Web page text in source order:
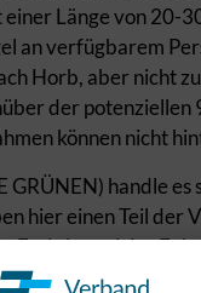
Länge von 20-
an verfügbarem
Horb, aber nicht
der potenziellen
können nicht
handle es
hier einen Teil der
Fraktion sei der
Wiederholung